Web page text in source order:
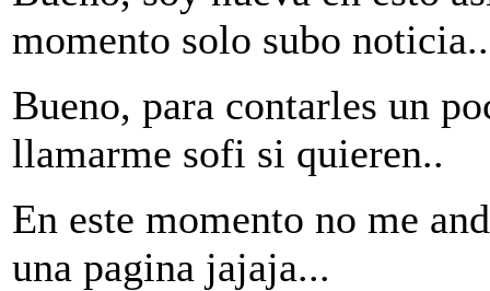
momento solo subo
Bueno, para contarles un
llamarme sofi si quieren..
En este momento no me
una pagina jajaja...